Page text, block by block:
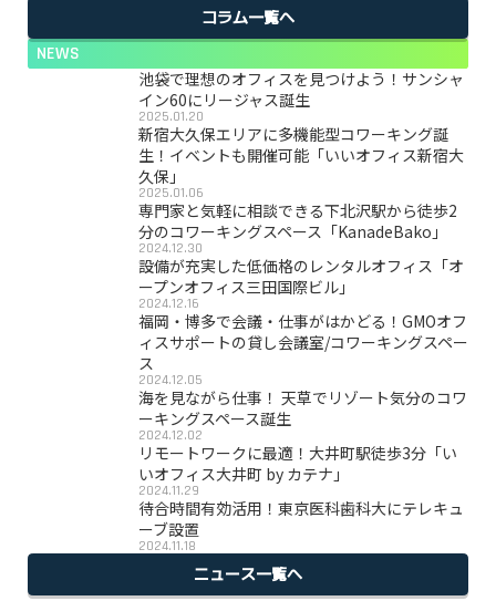
コラム一覧へ
NEWS
池袋で理想のオフィスを見つけよう！サンシャ
イン60にリージャス誕生
2025.01.20
新宿大久保エリアに多機能型コワーキング誕
生！イベントも開催可能「いいオフィス新宿大
久保」
2025.01.06
専門家と気軽に相談できる下北沢駅から徒歩2
分のコワーキングスペース「KanadeBako」
2024.12.30
設備が充実した低価格のレンタルオフィス「オ
ープンオフィス三田国際ビル」
2024.12.16
福岡・博多で会議・仕事がはかどる！GMOオフ
ィスサポートの貸し会議室/コワーキングスペー
ス
2024.12.05
海を見ながら仕事！ 天草でリゾート気分のコワ
ーキングスペース誕生
2024.12.02
リモートワークに最適！大井町駅徒歩3分「い
いオフィス大井町 by カテナ」
2024.11.29
待合時間有効活用！東京医科歯科大にテレキュ
ーブ設置
2024.11.18
ニュース一覧へ